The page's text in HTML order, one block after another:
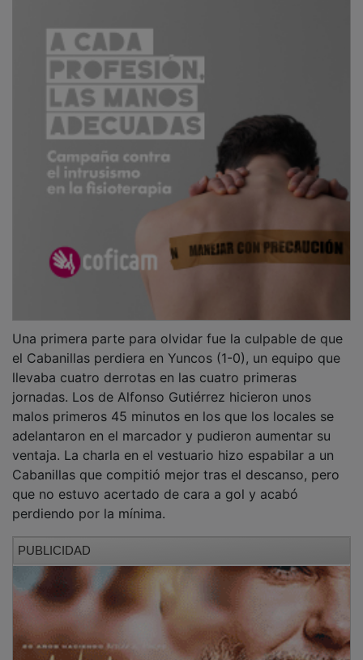
el Cabanillas perdiera en Yuncos (1-0), un equipo que
llevaba cuatro derrotas en las cuatro primeras
jornadas. Los de Alfonso Gutiérrez hicieron unos
malos primeros 45 minutos en los que los locales se
adelantaron en el marcador y pudieron aumentar su
ventaja. La charla en el vestuario hizo espabilar a un
Cabanillas que compitió mejor tras el descanso, pero
que no estuvo acertado de cara a gol y acabó
perdiendo por la mínima.